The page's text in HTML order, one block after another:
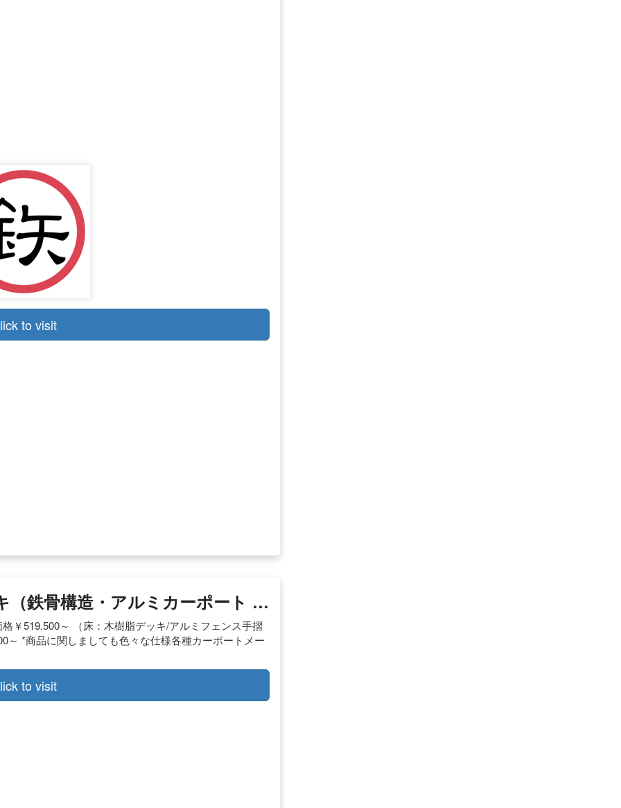
to visit
（鉄骨構造・アルミカーポート …
￥519.500～ （床：木樹脂デッキ/アルミフェンス手摺
～ *商品に関しましても色々な仕様各種カーポートメー
to visit